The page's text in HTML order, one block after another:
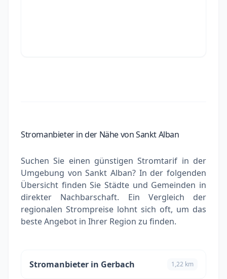
Stromanbieter in der Nähe von Sankt Alban
Suchen Sie einen günstigen Stromtarif in der
Umgebung von Sankt Alban? In der folgenden
Übersicht finden Sie Städte und Gemeinden in
direkter Nachbarschaft. Ein Vergleich der
regionalen Strompreise lohnt sich oft, um das
beste Angebot in Ihrer Region zu finden.
Stromanbieter in Gerbach 1,22 km